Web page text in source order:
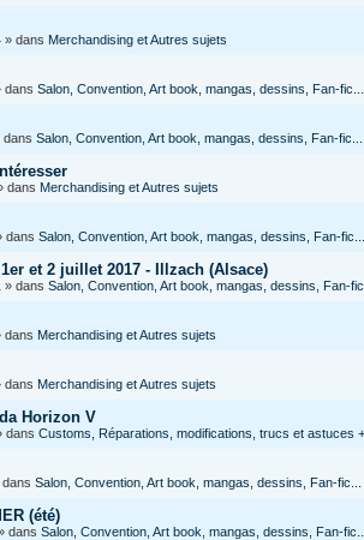
» dans Merchandising et Autres sujets
dans Salon, Convention, Art book, mangas, dessins, Fan-fic...
dans Salon, Convention, Art book, mangas, dessins, Fan-fic...
dans Merchandising et Autres sujets
dans Salon, Convention, Art book, mangas, dessins, Fan-fic...
et 2 juillet 2017 - Illzach (Alsace)
» dans Salon, Convention, Art book, mangas, dessins, Fan-
dans Merchandising et Autres sujets
dans Merchandising et Autres sujets
Horizon V
dans Customs, Réparations, modifications, trucs et astuces
dans Salon, Convention, Art book, mangas, dessins, Fan-fic...
(été)
dans Salon, Convention, Art book, mangas, dessins, Fan-fic...